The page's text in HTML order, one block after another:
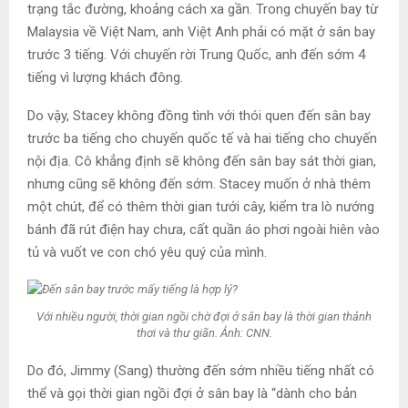
trạng tắc đường, khoảng cách xa gần. Trong chuyến bay từ
Malaysia về Việt Nam, anh Việt Anh phải có mặt ở sân bay
trước 3 tiếng. Với chuyến rời Trung Quốc, anh đến sớm 4
tiếng vì lượng khách đông.
Do vậy, Stacey không đồng tình với thói quen đến sân bay
trước ba tiếng cho chuyến quốc tế và hai tiếng cho chuyến
nội địa. Cô khẳng định sẽ không đến sân bay sát thời gian,
nhưng cũng sẽ không đến sớm. Stacey muốn ở nhà thêm
một chút, để có thêm thời gian tưới cây, kiểm tra lò nướng
bánh đã rút điện hay chưa, cất quần áo phơi ngoài hiên vào
tủ và vuốt ve con chó yêu quý của mình.
Với nhiều người, thời gian ngồi chờ đợi ở sân bay là thời gian thảnh
thơi và thư giãn. Ảnh: CNN.
Do đó, Jimmy (Sang) thường đến sớm nhiều tiếng nhất có
thể và gọi thời gian ngồi đợi ở sân bay là “dành cho bản